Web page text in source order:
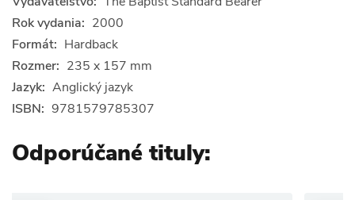
Rok vydania: 2000
Formát: Hardback
Rozmer: 235 x 157 mm
Jazyk: Anglický jazyk
ISBN: 9781579785307
Odporúčané tituly: